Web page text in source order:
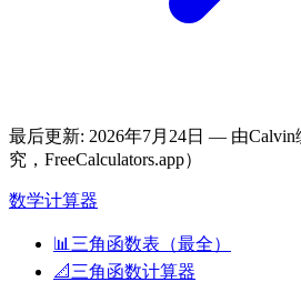
最后更新: 2026年7月24日 — 由Calvin
究，FreeCalculators.app）
数学计算器
📊 三角函数表（最全）
📐 三角函数计算器